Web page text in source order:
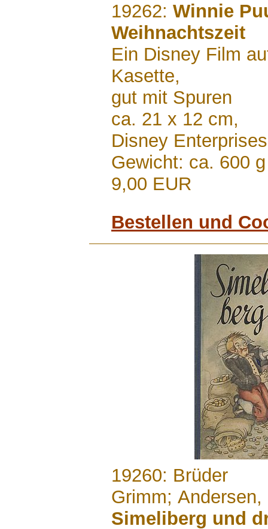
19262: Winnie
Weihnachtszeit
Ein Disney Film
Kasette,
gut mit Spuren
ca. 21 x 12 cm,
Disney Enterprises
Gewicht: ca. 600 g
9,00 EUR
Bestellen und
19260: Brüder
Grimm; Andersen,
Simeliberg und